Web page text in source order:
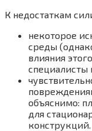
К недостаткам
некоторое
среды
влияния
специалисты
объяснимо:
для
конструкций.